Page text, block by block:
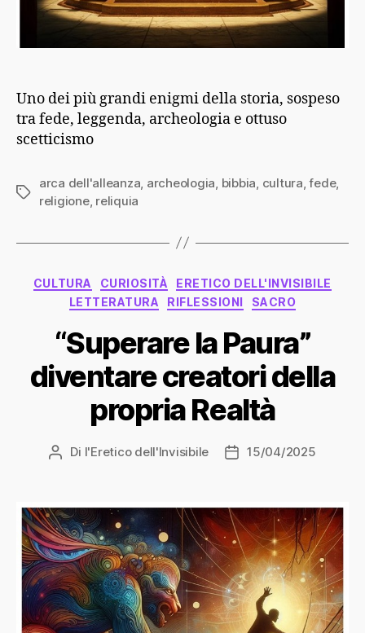
Uno dei più grandi enigmi della storia, sospeso
tra fede, leggenda, archeologia e ottuso
scetticismo
Tag
arca dell'alleanza archeologia bibbia cultura ,fede,
religione, reliquia
Categorie
CULTURA CURIOSITÀ
ERETICO DELL'INVISIBILE
LETTERATURA
RIFLESSIONI SACRO
“Superare la Paura”
diventare creatori della
propria Realtà
Autore
Di l'Eretico dell'Invisibile
Data15/04/2025